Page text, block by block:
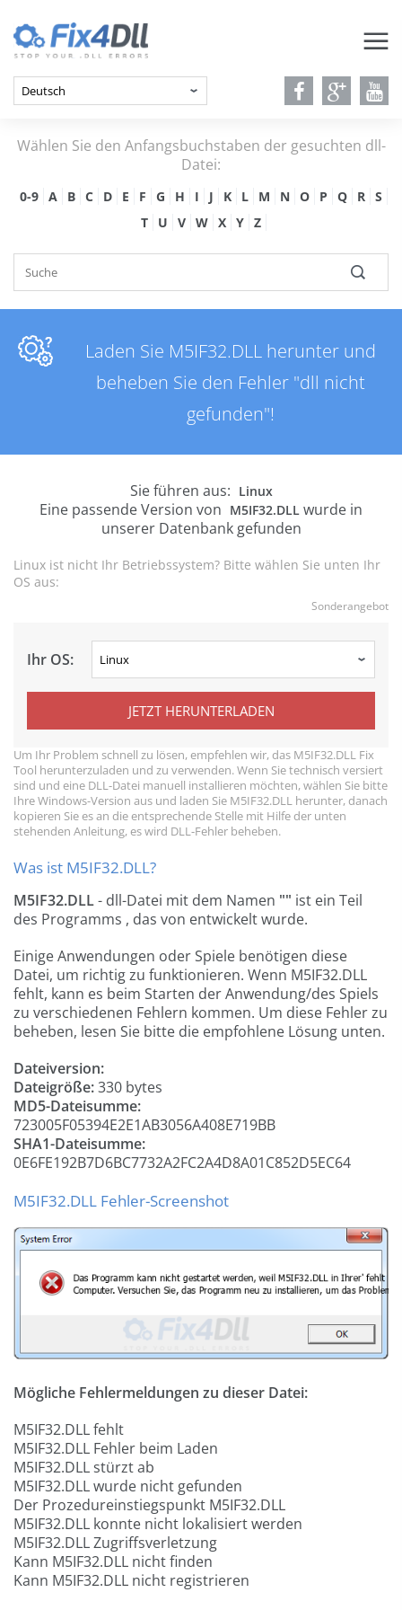
Wählen Sie den Anfangsbuchstaben der gesuchten dll-
Datei:
0-9 A B C D E F G H I J K L M N O P Q R
S
T
U V W X Y Z
Laden Sie M5IF32.DLL herunter und
beheben Sie den Fehler "dll nicht
gefunden"!
Sie führen aus: Linux
Eine passende Version von M5IF32.DLL wurde in
unserer Datenbank gefunden
Linux ist nicht Ihr Betriebssystem? Bitte wählen Sie unten Ihr
OS aus:
Sonderangebot
Ihr OS:
JETZT HERUNTERLADEN
Um Ihr Problem schnell zu lösen, empfehlen wir, das M5IF32.DLL Fix
Tool herunterzuladen und zu verwenden. Wenn Sie technisch versiert
sind und eine DLL-Datei manuell installieren möchten, wählen Sie bitte
Ihre Windows-Version aus und laden Sie M5IF32.DLL herunter, danach
kopieren Sie es an die entsprechende Stelle mit Hilfe der unten
stehenden Anleitung, es wird DLL-Fehler beheben.
Was ist M5IF32.DLL?
M5IF32.DLL- dll-Datei mit dem Namen "" ist ein Teil
des Programms , das von entwickelt wurde.
Einige Anwendungen oder Spiele benötigen diese
Datei, um richtig zu funktionieren. Wenn M5IF32.DLL
fehlt, kann es beim Starten der Anwendung/des Spiels
zu verschiedenen Fehlern kommen. Um diese Fehler zu
beheben, lesen Sie bitte die empfohlene Lösung unten.
Dateiversion:
Dateigröße:330 bytes
MD5-Dateisumme:
723005F05394E2E1AB3056A408E719BB
SHA1-Dateisumme:
0E6FE192B7D6BC7732A2FC2A4D8A01C852D5EC64
M5IF32.DLL Fehler-Screenshot
Mögliche Fehlermeldungen zu dieser Datei:
M5IF32.DLL fehlt
M5IF32.DLL Fehler beim Laden
M5IF32.DLL stürzt ab
M5IF32.DLL wurde nicht gefunden
Der Prozedureinstiegspunkt M5IF32.DLL
M5IF32.DLL konnte nicht lokalisiert werden
M5IF32.DLL Zugriffsverletzung
Kann M5IF32.DLL nicht finden
Kann M5IF32.DLL nicht registrieren